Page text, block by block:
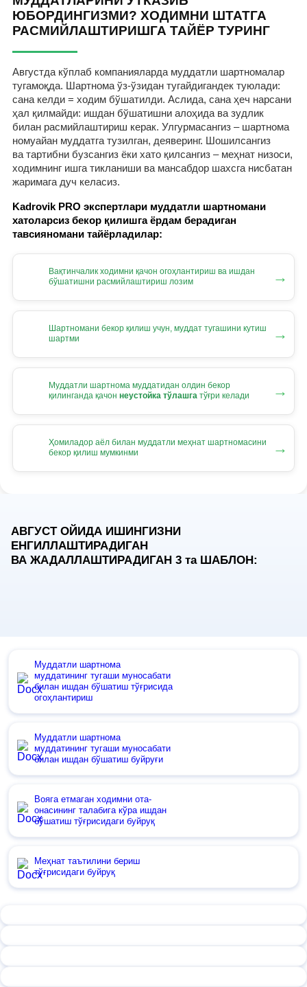
ЮБОРДИНГИЗМИ? ХОДИМНИ ШТАТГА
РАСМИЙЛАШТИРИШГА ТАЙЁР ТУРИНГ
Августда кўплаб компанияларда муддатли шартномалар
тугамоқда. Шартнома ўз-ўзидан тугайдигандек туюлади:
сана келди = ходим бўшатилди. Аслида, сана ҳеч нарсани
ҳал қилмайди: ишдан бўшатишни алоҳида ва зудлик
билан расмийлаштириш керак. Улгурмасангиз – шартнома
номуайан муддатга тузилган, деяверинг. Шошилсангиз
ва тартибни бузсангиз ёки хато қилсангиз – меҳнат низоси,
ходимнинг ишга тикланиши ва мансабдор шахсга нисбатан
жаримага дуч келасиз.
Kadrovik PRO экспертлари муддатли шартномани
хатоларсиз бекор қилишга ёрдам берадиган
тавсияномани тайёрладилар:
Вақтинчалик ходимни қачон огоҳлантириш ва ишдан
бўшатишни расмийлаштириш лозим
→
Шартномани бекор қилиш учун, муддат тугашини кутиш
шартми
→
Муддатли шартнома муддатидан олдин бекор
қилинганда қачон неустойка тўлашга тўғри келади →
Ҳомиладор аёл билан муддатли меҳнат шартномасини
бекор қилиш мумкинми
→
АВГУСТ ОЙИДА ИШИНГИЗНИ
ЕНГИЛЛАШТИРАДИГАН
ВА ЖАДАЛЛАШТИРАДИГАН 3 таШАБЛОН:
Муддатли шартнома
муддатининг тугаши муносабати
билан ишдан бўшатиш тўғрисида
огоҳлантириш
Муддатли шартнома
муддатининг тугаши муносабати
билан ишдан бўшатиш буйруғи
Вояга етмаган ходимни ота-
онасининг талабига кўра ишдан
бўшатиш тўғрисидаги буйруқ
Меҳнат таътилини бериш
тўғрисидаги буйруқ